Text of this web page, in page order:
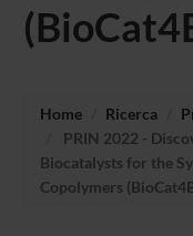
Home Ricerca
PRIN 2022 -
Biocatalysts for the
Copolymers